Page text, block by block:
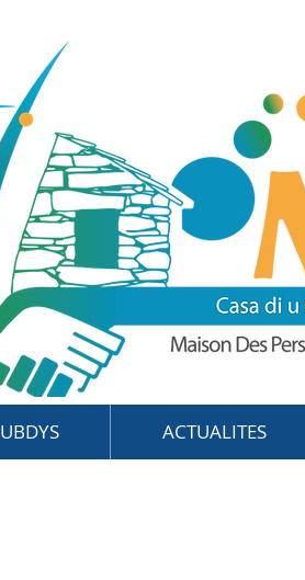
UBDYS ACTUALITES